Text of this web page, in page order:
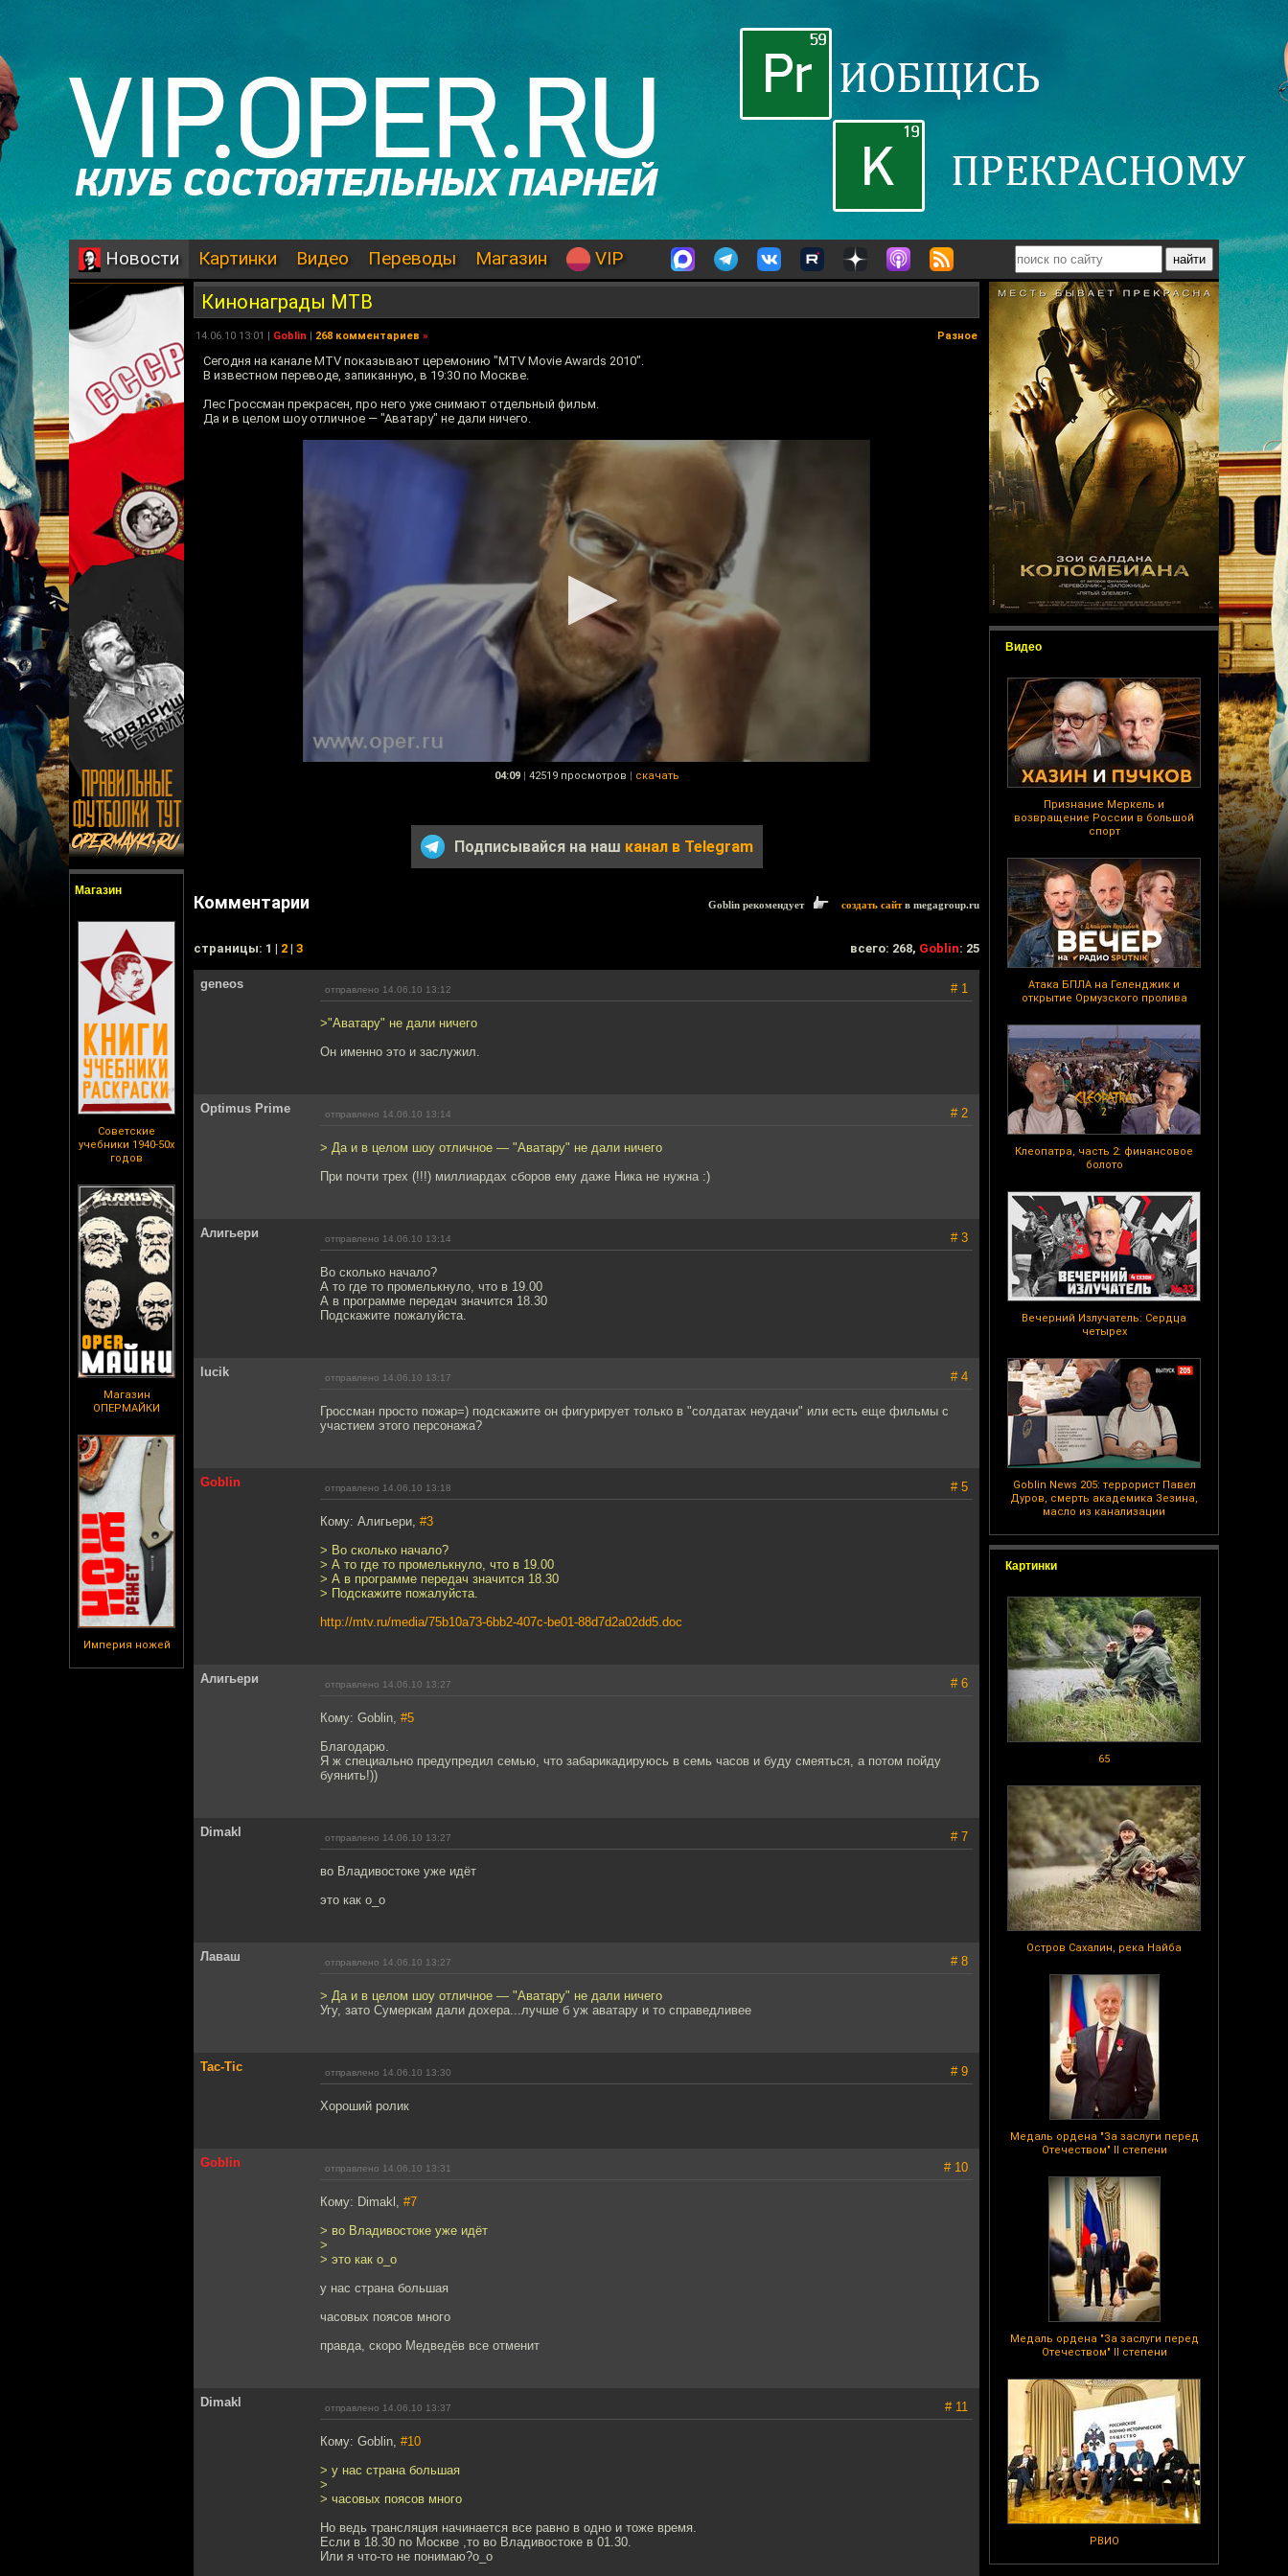
Новости Картинки Видео Переводы Магазин VIP
Магазин
Советские
учебники 1940-50х
годов
Магазин
ОПЕРМАЙКИ
Империя ножей
Видео
Признание Меркель и
возвращение России в большой
спорт
Атака БПЛА на Геленджик и
открытие Ормузского пролива
Клеопатра, часть 2: финансовое
болото
Вечерний Излучатель: Сердца
четырех
Goblin News 205: террорист Павел
Дуров, смерть академика Зезина,
масло из канализации
Картинки
65
Остров Сахалин, река Найба
Медаль ордена "За заслуги перед
Отечеством" II степени
Медаль ордена "За заслуги перед
Отечеством" II степени
РВИО
Кинонаграды МТВ
14.06.10 13:01 | Goblin | 268 комментариев » Разное
Сегодня на канале MTV показывают церемонию "MTV Movie Awards 2010".
В известном переводе, запиканную, в 19:30 по Москве.
Лес Гроссман прекрасен, про него уже снимают отдельный фильм.
Да и в целом шоу отличное — "Аватару" не дали ничего.
04:09 | 42519 просмотров | скачать
Подписывайся на наш канал в Telegram
Комментарии Goblin рекомендует создать сайтв megagroup.ru
cтраницы: 1 | 2 | 3 всего: 268, Goblin: 25
geneos отправлено 14.06.10 13:12 # 1
>"Аватару" не дали ничего
Он именно это и заслужил.
Optimus Prime отправлено 14.06.10 13:14 # 2
> Да и в целом шоу отличное — "Аватару" не дали ничего
При почти трех (!!!) миллиардах сборов ему даже Ника не нужна :)
Алигьери отправлено 14.06.10 13:14 # 3
Во сколько начало?
А то где то промелькнуло, что в 19.00
А в программе передач значится 18.30
Подскажите пожалуйста.
lucik отправлено 14.06.10 13:17 # 4
Гроссман просто пожар=) подскажите он фигурирует только в "солдатах неудачи" или есть еще фильмы с
участием этого персонажа?
Goblin отправлено 14.06.10 13:18 # 5
Кому: Алигьери, #3
> Во сколько начало?
> А то где то промелькнуло, что в 19.00
> А в программе передач значится 18.30
> Подскажите пожалуйста.
http://mtv.ru/media/75b10a73-6bb2-407c-be01-88d7d2a02dd5.doc
Алигьери отправлено 14.06.10 13:27 # 6
Кому: Goblin, #5
Благодарю.
Я ж специально предупредил семью, что забарикадируюсь в семь часов и буду смеяться, а потом пойду
буянить!))
Dimakl отправлено 14.06.10 13:27 # 7
во Владивостоке уже идёт
это как о_о
Лаваш отправлено 14.06.10 13:27 # 8
> Да и в целом шоу отличное — "Аватару" не дали ничего
Угу, зато Сумеркам дали дохера...лучше б уж аватару и то справедливее
Tac-Tic отправлено 14.06.10 13:30 # 9
Хороший ролик
Goblin отправлено 14.06.10 13:31 # 10
Кому: Dimakl, #7
> во Владивостоке уже идёт
>
> это как о_о
у нас страна большая
часовых поясов много
правда, скоро Медведёв все отменит
Dimakl отправлено 14.06.10 13:37 # 11
Кому: Goblin, #10
> у нас страна большая
>
> часовых поясов много
Но ведь трансляция начинается все равно в одно и тоже время.
Если в 18.30 по Москве ,то во Владивостоке в 01.30.
Или я что-то не понимаю?о_о